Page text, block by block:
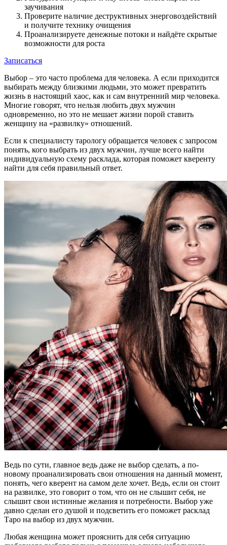
заучивания
Проверите наличие деструктивных энерговоздействий
и получите технику очищения
Проанализируете денежные потоки и найдёте скрытые
возможности для роста
Записаться
Выбор – это часто проблема для человека. А если приходится
выбирать между близкими людьми, это может превратить
жизнь в настоящий хаос, как и сам внутренний мир человека.
Многие говорят, что нельзя любить двух мужчин
одновременно, но это не мешает жизни порой ставить
женщину на «развилку» отношений.
Если к специалисту тарологу обращается человек с запросом
понять, кого выбрать из двух мужчин, лучше всего найти
индивидуальную схему расклада, которая поможет кверенту
найти для себя правильный ответ.
Ведь по сути, главное ведь даже не выбор сделать, а по-
новому проанализировать свои отношения на данный момент,
понять, чего кверент на самом деле хочет. Ведь, если он стоит
на развилке, это говорит о том, что он не слышит себя, не
слышит свои истинные желания и потребности. Выбор уже
давно сделан его душой и подсветить его поможет расклад
Таро на выбор из двух мужчин.
Любая женщина может прояснить для себя ситуацию